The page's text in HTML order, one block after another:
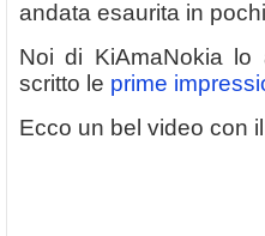
andata esaurita in
Noi di KiAmaNokia lo
scritto le prime
Ecco un bel video con